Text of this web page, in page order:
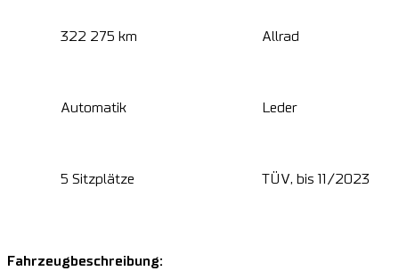
322 275 km Allrad
Automatik Leder
5 Sitzplätze TÜV, bis 11/2023
Fahrzeugbeschreibung: